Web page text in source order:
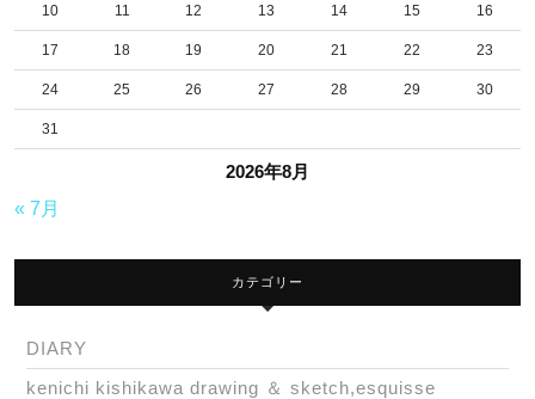
2026年8月
10 11 12 13 14 15 16
17 18 19 20 21 22 23
24 25 26 27 28 29 30
31
« 7月
カテゴリー
DIARY
kenichi kishikawa drawing ＆ sketch,esquisse